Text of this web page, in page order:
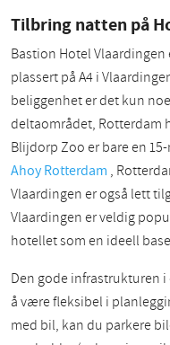
Tilbring natten på
Bastion Hotel Vlaardingen
plassert på A4 i
beliggenhet er det kun
deltaområdet, Rotterdam
Blijdorp Zoo er bare en
Ahoy Rotterdam ,
Vlaardingen er også lett
Vlaardingen er veldig
hotellet som en ideell
Den gode infrastrukturen
å være fleksibel i
med bil, kan du parkere